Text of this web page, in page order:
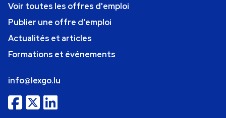
Voir toutes les offres d'emploi
Publier une offre d'emploi
Actualités et articles
Formations et événements
info@lexgo.lu